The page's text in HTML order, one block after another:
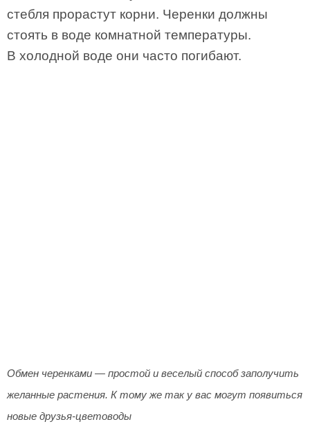
стебля прорастут корни. Черенки должны
стоять в воде комнатной температуры.
В холодной воде они часто погибают.
Обмен черенками — простой и веселый способ заполучить
желанные растения. К тому же так у вас могут появиться
новые друзья-цветоводы